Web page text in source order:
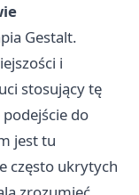
Gestalt.
i
stosujący tę
do
jest tu
często ukrytych